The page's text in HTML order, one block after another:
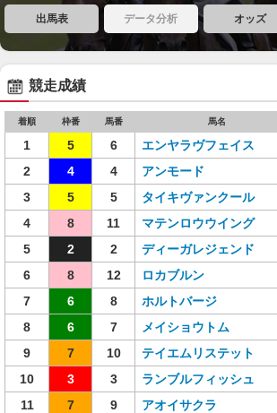
出馬表 データ分析 オッズ
競走成績
着順 枠番 馬番 馬名
1 5 6 エンヤラヴフェイス
2
4 4 アンモード
3
5 5 タイキヴァンクール
4
8 11 マテンロウウイング
5
2 2 ディーガレジェンド
6
8 12 ロカブルン
7
6 8 ホルトバージ
8
6 7 メイショウトム
9
7 10 テイエムリステット
10
3 3 ランブルフィッシュ
11
7 9 アオイサクラ